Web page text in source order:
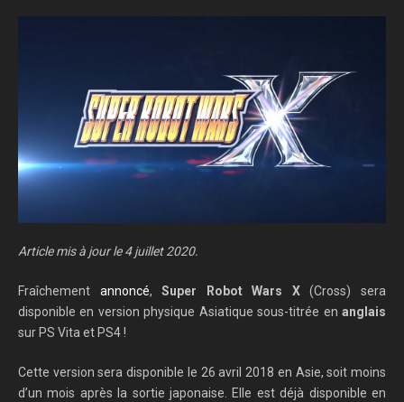
Article mis à jour le 4 juillet 2020.
Fraîchement annoncé,Super Robot Wars X(Cross) sera
disponible en version physique Asiatique sous-titrée en anglais
sur PS Vita et PS4 !
Cette version sera disponible le 26 avril 2018 en Asie, soit moins
d’un mois après la sortie japonaise. Elle est déjà disponible en